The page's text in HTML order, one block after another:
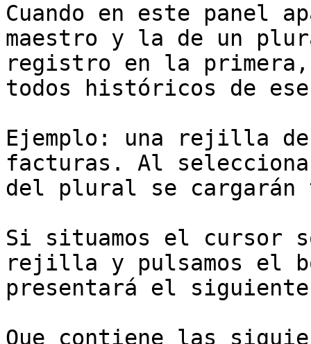
Cuando en este panel
maestro y la de un
registro en la primera,
todos históricos de
Ejemplo: una rejilla
facturas. Al
del plural se cargarán
Si situamos el cursor
rejilla y pulsamos el
presentará el siguiente
Que contiene las